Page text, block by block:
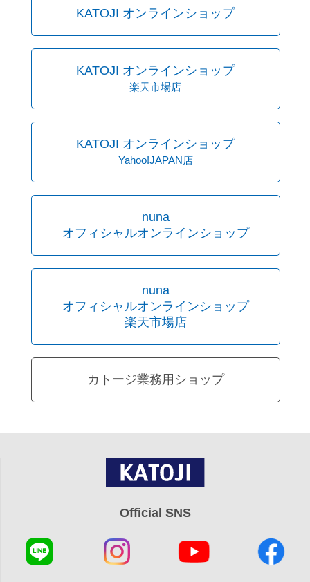
KATOJI オンラインショップ
KATOJI オンラインショップ
楽天市場店
KATOJI オンラインショップ
Yahoo!JAPAN店
nuna
オフィシャルオンラインショップ
nuna
オフィシャルオンラインショップ
楽天市場店
カトージ業務用ショップ
Official SNS